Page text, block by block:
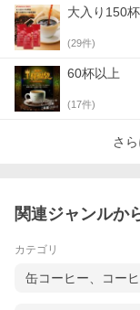
賞味期限
保存方法
こんな方にオスス
メです
※北
大入り150
(29件)
60杯以上
(17件)
さ
関連ジャンルか
カテゴリ
缶コーヒー、コー